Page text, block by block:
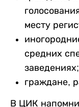
месту
средних
заведениях;
граждане,
В ЦИК